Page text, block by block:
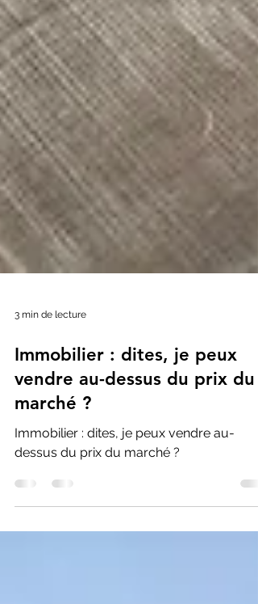
3 min de lecture
Immobilier : dites, je peux
vendre au-dessus du prix du
marché ?
Immobilier : dites, je peux vendre au-
dessus du prix du marché ?